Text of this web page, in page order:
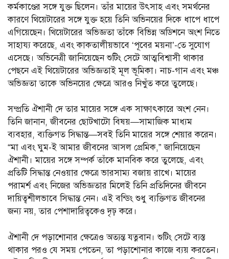
কর্মকাণ্ডের সঙ্গে যুক্ত ছিলেন। তাঁর মায়ের উৎসাহ এবং সমর্থনের
কারণে থিয়েটারের সঙ্গে যুক্ত হয়ে তিনি অভিনয়ের দিকে ধাপে ধাপে
এগিয়েছেন। থিয়েটারের অভিজ্ঞতা তাঁকে বিভিন্ন অডিশনে অংশ নিতে
সাহায্য করেছে, এবং কাকতালীয়ভাবে ‘পূবের ময়না’-তে সুযোগ
এসেছে। অভিনেত্রী জানিয়েছেন শুটিং সেটে আত্মবিশ্বাসী থাকার
পেছনে এই থিয়েটারের অভিজ্ঞতাই মূল ভূমিকা। নাচ-গান এবং মঞ্চ
অভিজ্ঞতা তাকে অভিনয়ের ক্ষেত্রে আরও নিখুঁত করে তুলেছে।
সম্প্রতি ঐশানী দে তার মায়ের সঙ্গে এক সাক্ষাৎকারে অংশ নেন।
তিনি জানান, জীবনের ছোটখাটো বিষয়—সামাজিক মাধ্যম
ব্যবহার, ব্যক্তিগত সিদ্ধান্ত—সবই তিনি মায়ের সঙ্গে শেয়ার করেন।
“মা এবং ঘুম-ই আমার জীবনের আসল প্রেমিক,” জানিয়েছেন
ঐশানী। মায়ের সঙ্গে সম্পর্ক তাঁকে মানবিক করে তুলেছে, এবং
প্রতিটি সিদ্ধান্ত নেওয়ার ক্ষেত্রে ভারসাম্য বজায় রাখে। মায়ের
পরামর্শ এবং নিজের অভিজ্ঞতার মিলেই তিনি প্রতিদিনের জীবনে
দায়িত্বশীলভাবে সিদ্ধান্ত নেন। এই বন্ডিং শুধু ব্যক্তিগত জীবনের
জন্য নয়, তার পেশাদারিত্বকেও দৃঢ় করে।
ঐশানী দে পড়াশোনার ক্ষেত্রেও অত্যন্ত যত্নবান। শুটিং সেটে ব্যস্ত
থাকার পরও যে সময় পেতেন, তা পড়াশোনার কাজে ব্যয় করতেন।